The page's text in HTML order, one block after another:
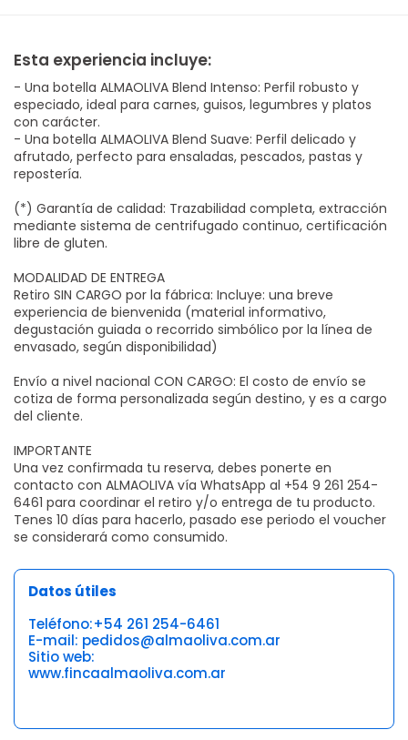
Esta experiencia incluye:
- Una botella ALMAOLIVA Blend Intenso: Perfil robusto y
especiado, ideal para carnes, guisos, legumbres y platos
con carácter.
- Una botella ALMAOLIVA Blend Suave: Perfil delicado y
afrutado, perfecto para ensaladas, pescados, pastas y
repostería.
(*) Garantía de calidad: Trazabilidad completa, extracción
mediante sistema de centrifugado continuo, certificación
libre de gluten.
MODALIDAD DE ENTREGA
Retiro SIN CARGO por la fábrica: Incluye: una breve
experiencia de bienvenida (material informativo,
degustación guiada o recorrido simbólico por la línea de
envasado, según disponibilidad)
Envío a nivel nacional CON CARGO: El costo de envío se
cotiza de forma personalizada según destino, y es a cargo
del cliente.
IMPORTANTE
Una vez confirmada tu reserva, debes ponerte en
contacto con ALMAOLIVA vía WhatsApp al +54 9 261 254-
6461 para coordinar el retiro y/o entrega de tu producto.
Tenes 10 días para hacerlo, pasado ese periodo el voucher
se considerará como consumido.
Datos útiles
Teléfono:+54 261 254-6461
E-mail: pedidos@almaoliva.com.ar
Sitio web:
www.fincaalmaoliva.com.ar